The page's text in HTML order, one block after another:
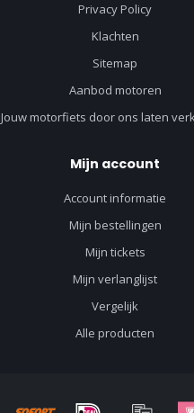
Privacy Policy
Klachten
Sitemap
Aanbod motoren
Jouw motorfiets door ons laten
Mijn account
Account informatie
Mijn bestellingen
Mijn tickets
Mijn verlanglijst
Vergelijk
Alle producten